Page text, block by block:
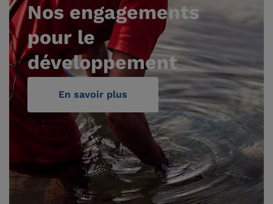
Nos engagements
pour le
développement
durable
En savoir plus